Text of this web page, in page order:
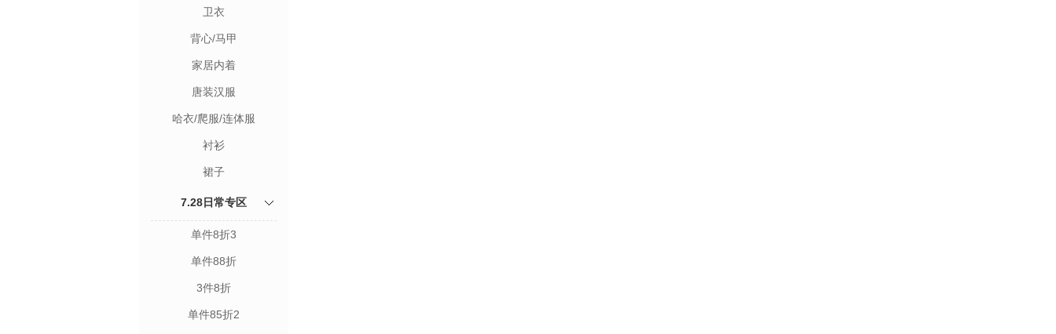
卫衣
背心/马甲
家居内着
唐装汉服
哈衣/爬服/连体服
衬衫
裙子
7.28日常专区
单件8折3
单件88折
3件8折
单件85折2